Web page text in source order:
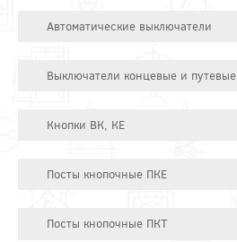
Автоматические выключатели
Выключатели концевые и путевые
Кнопки ВК, КЕ
Посты кнопочные ПКЕ
Посты кнопочные ПКТ